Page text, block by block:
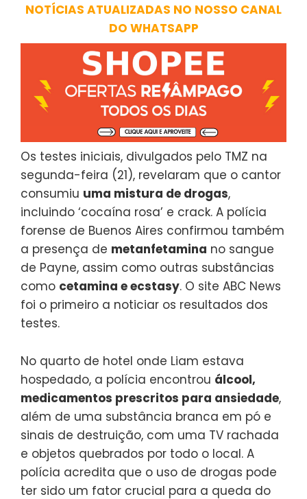
NOTÍCIAS ATUALIZADAS NO NOSSO CANAL
DO WHATSAPP
Os testes iniciais, divulgados pelo TMZ na
segunda-feira (21), revelaram que o cantor
consumiu uma mistura de drogas,
incluindo ‘cocaína rosa’ e crack. A polícia
forense de Buenos Aires confirmou também
a presença de metanfetamina no sangue
de Payne, assim como outras substâncias
como cetamina e ecstasy. O site ABC News
foi o primeiro a noticiar os resultados dos
testes.
No quarto de hotel onde Liam estava
hospedado, a polícia encontrou álcool,
medicamentos prescritos para ansiedade,
além de uma substância branca em pó e
sinais de destruição, com uma TV rachada
e objetos quebrados por todo o local. A
polícia acredita que o uso de drogas pode
ter sido um fator crucial para a queda do